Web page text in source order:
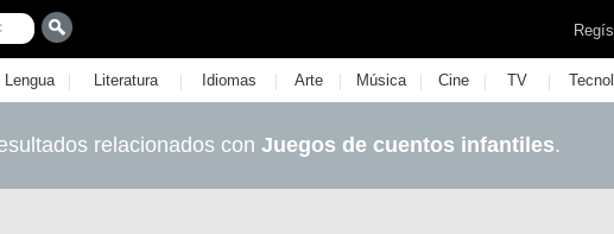
Lengua | Literatura | Idiomas | Arte | Música | Cine | TV |
relacionados con Juegos de cuentos infantiles.